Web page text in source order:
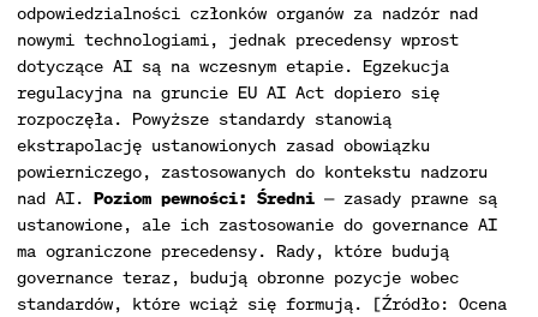
odpowiedzialności członków organów za nadzór nad
nowymi technologiami, jednak precedensy wprost
dotyczące AI są na wczesnym etapie. Egzekucja
regulacyjna na gruncie EU AI Act dopiero się
rozpoczęła. Powyższe standardy stanowią
ekstrapolację ustanowionych zasad obowiązku
powierniczego, zastosowanych do kontekstu nadzoru
nad AI. Poziom pewności: Średni — zasady prawne są
ustanowione, ale ich zastosowanie do governance AI
ma ograniczone precedensy. Rady, które budują
governance teraz, budują obronne pozycje wobec
standardów, które wciąż się formują. [Źródło: Ocena